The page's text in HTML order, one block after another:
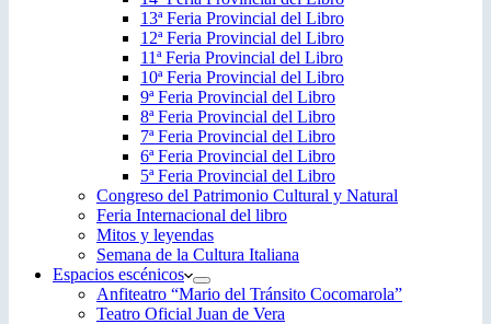
13ª Feria Provincial del Libro
12ª Feria Provincial del Libro
11ª Feria Provincial del Libro
10ª Feria Provincial del Libro
9ª Feria Provincial del Libro
8ª Feria Provincial del Libro
7ª Feria Provincial del Libro
6ª Feria Provincial del Libro
5ª Feria Provincial del Libro
Congreso del Patrimonio Cultural y Natural
Feria Internacional del libro
Mitos y leyendas
Semana de la Cultura Italiana
Espacios escénicos
Anfiteatro “Mario del Tránsito Cocomarola”
Teatro Oficial Juan de Vera